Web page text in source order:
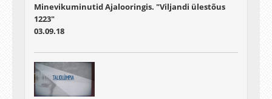
Minevikuminutid Ajalooringis. "Viljandi ülestõus
1223"
03.09.18